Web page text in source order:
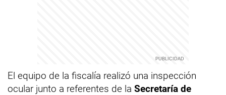
El equipo de la fiscalía realizó una inspección
ocular junto a referentes de la Secretaría de